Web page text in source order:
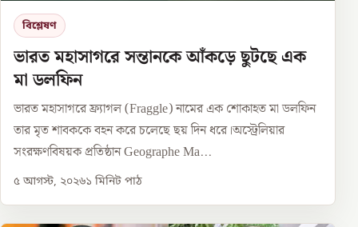
বিশ্লেষণ
ভারত মহাসাগরে সন্তানকে আঁকড়ে ছুটছে এক
মা ডলফিন
ভারত মহাসাগরে ফ্র্যাগল (Fraggle) নামের এক শোকাহত মা ডলফিন
তার মৃত শাবককে বহন করে চলেছে ছয় দিন ধরে।অস্ট্রেলিয়ার
সংরক্ষণবিষয়ক প্রতিষ্ঠান Geographe Ma...
৫ আগস্ট, ২০২৬১ মিনিট পাঠ